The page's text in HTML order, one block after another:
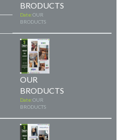
BRODUCTS
Date:OUR
BRODUCTS
OUR
BRODUCTS
Date:OUR
BRODUCTS